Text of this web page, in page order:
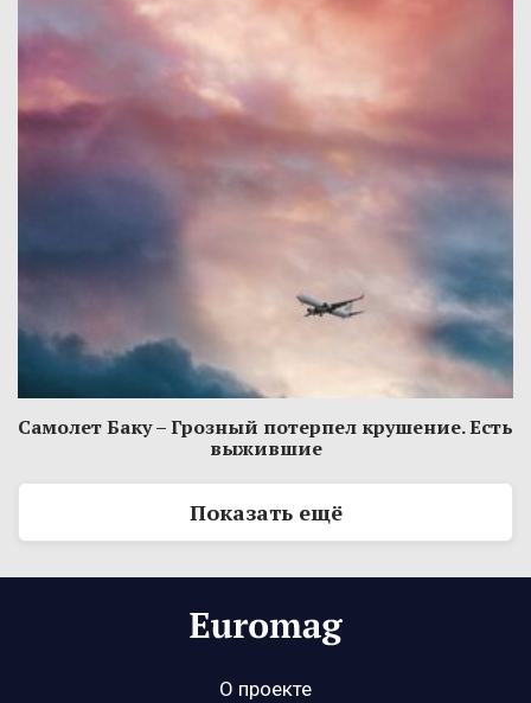
Самолет Баку – Грозный потерпел крушение. Есть
выжившие
Показать ещё
О проекте